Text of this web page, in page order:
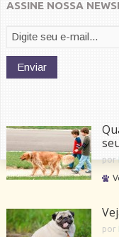
ASSINE NOSSA
por
por